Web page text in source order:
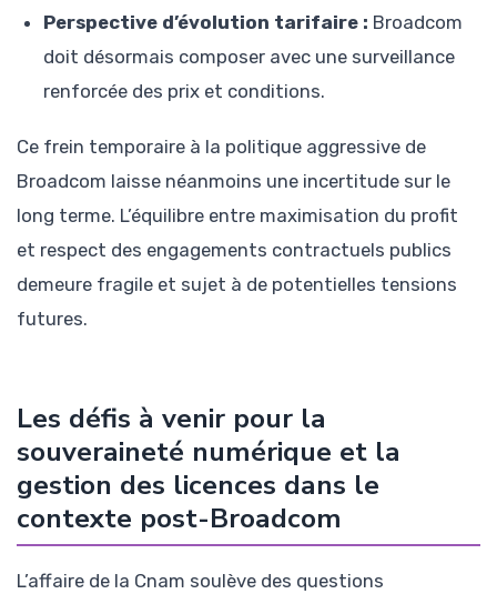
Perspective d’évolution tarifaire : Broadcom
doit désormais composer avec une surveillance
renforcée des prix et conditions.
Ce frein temporaire à la politique aggressive de
Broadcom laisse néanmoins une incertitude sur le
long terme. L’équilibre entre maximisation du profit
et respect des engagements contractuels publics
demeure fragile et sujet à de potentielles tensions
futures.
Les défis à venir pour la
souveraineté numérique et la
gestion des licences dans le
contexte post-Broadcom
L’affaire de la Cnam soulève des questions